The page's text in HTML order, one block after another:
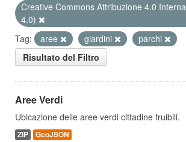
Creative Commons Attribuzione 4.0
4.0)
Tag:
aree giardini
parchi
Risultato del Filtro
Aree Verdi
Ubicazione delle aree verdi cittadine fruibili.
ZIP GeoJSON